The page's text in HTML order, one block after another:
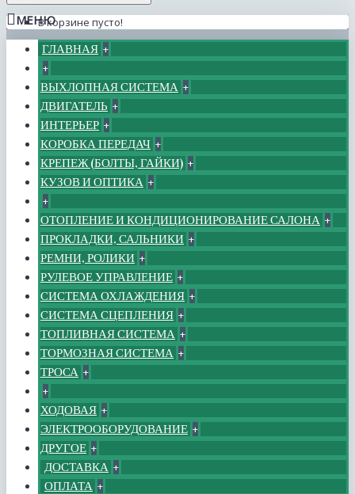
В корзине пусто!
МЕНЮ
ГЛАВНАЯ +
+
ВЫХЛОПНАЯ СИСТЕМА +
ДВИГАТЕЛЬ +
ИНТЕРЬЕР +
КОРОБКА ПЕРЕДАЧ +
КРЕПЕЖ (БОЛТЫ, ГАЙКИ) +
КУЗОВ И ОПТИКА +
+
ОТОПЛЕНИЕ И КОНДИЦИОНИРОВАНИЕ САЛОНА +
ПРОКЛАДКИ, САЛЬНИКИ +
РЕМНИ, РОЛИКИ +
РУЛЕВОЕ УПРАВЛЕНИЕ +
СИСТЕМА ОХЛАЖДЕНИЯ +
СИСТЕМА СЦЕПЛЕНИЯ +
ТОПЛИВНАЯ СИСТЕМА +
ТОРМОЗНАЯ СИСТЕМА +
ТРОСА +
+
ХОДОВАЯ +
ЭЛЕКТРООБОРУДОВАНИЕ +
ДРУГОЕ +
ДОСТАВКА +
ОПЛАТА +